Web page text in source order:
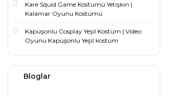
Kare Squid Game Kostümü Yetişkin |
Kalamar Oyunu Kostümü
Kapüşonlu Cosplay Yeşil Kostüm | Video
Oyunu Kapüşonlu Yeşil kostüm
Bloglar